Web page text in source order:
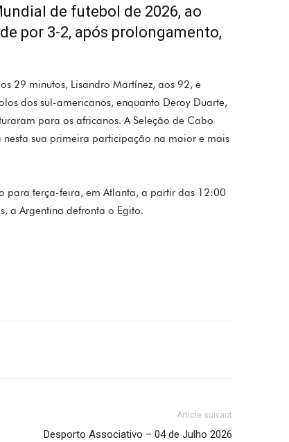
de futebol de 2026, ao
por 3-2, após prolongamento,
29 minutos, Lisandro Martínez, aos 92, e
dos sul-americanos, enquanto Deroy Duarte,
para os africanos. A Seleção de Cabo
sua primeira participação na maior e mais
para terça-feira, em Atlanta, a partir das 12:00
a Argentina defronta o Egito.
Article suivant
Desporto Associativo – 04 de Julho 2026